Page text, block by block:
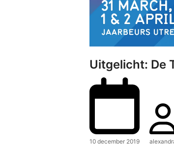
Uitgelicht: De
10 december 2019